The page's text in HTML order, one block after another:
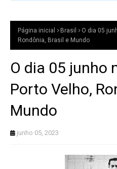
Página inicial Brasil
O dia 05
Rondônia, Brasil e Mundo
O dia 05 junho
Porto Velho,
Mundo
junho 05, 2023